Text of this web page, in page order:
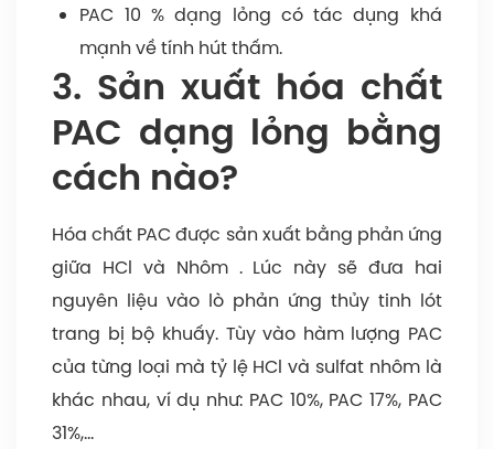
PAC 10 % dạng lỏng có tác dụng khá
mạnh về tính hút thấm.
3. Sản xuất hóa chất
PAC dạng lỏng bằng
cách nào?
Hóa chất PAC được sản xuất bằng phản ứng
giữa HCl và Nhôm . Lúc này sẽ đưa hai
nguyên liệu vào lò phản ứng thủy tinh lót
trang bị bộ khuấy. Tùy vào hàm lượng PAC
của từng loại mà tỷ lệ HCl và sulfat nhôm là
khác nhau, ví dụ như: PAC 10%, PAC 17%, PAC
31%,…